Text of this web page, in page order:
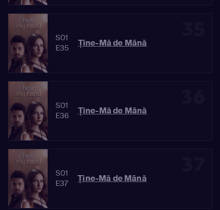
S01
E35
Ține-Mă de Mână
S01
E36
Ține-Mă de Mână
S01
E37
Ține-Mă de Mână